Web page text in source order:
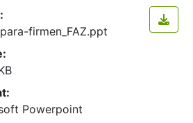
firmen_FAZ.ppt
Powerpoint